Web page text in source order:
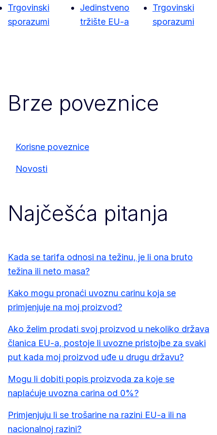
Trgovinski
sporazumi
Jedinstveno
tržište EU-a
Trgovinski
sporazumi
Brze poveznice
Korisne poveznice
Novosti
Najčešća pitanja
Kada se tarifa odnosi na težinu, je li ona bruto
težina ili neto masa?
Kako mogu pronaći uvoznu carinu koja se
primjenjuje na moj proizvod?
Ako želim prodati svoj proizvod u nekoliko država
članica EU-a, postoje li uvozne pristojbe za svaki
put kada moj proizvod uđe u drugu državu?
Mogu li dobiti popis proizvoda za koje se
naplaćuje uvozna carina od 0%?
Primjenjuju li se trošarine na razini EU-a ili na
nacionalnoj razini?